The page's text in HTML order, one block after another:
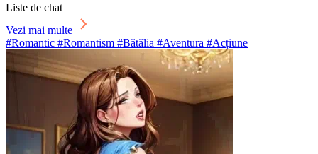
Liste de chat
Vezi mai multe
#Romantic #Romantism #Bătălia #Aventura #Acțiune